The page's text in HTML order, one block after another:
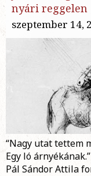
nyári reggelen
szeptember 14,
“Nagy utat tettem
Egy ló
Pál Sándor Attila